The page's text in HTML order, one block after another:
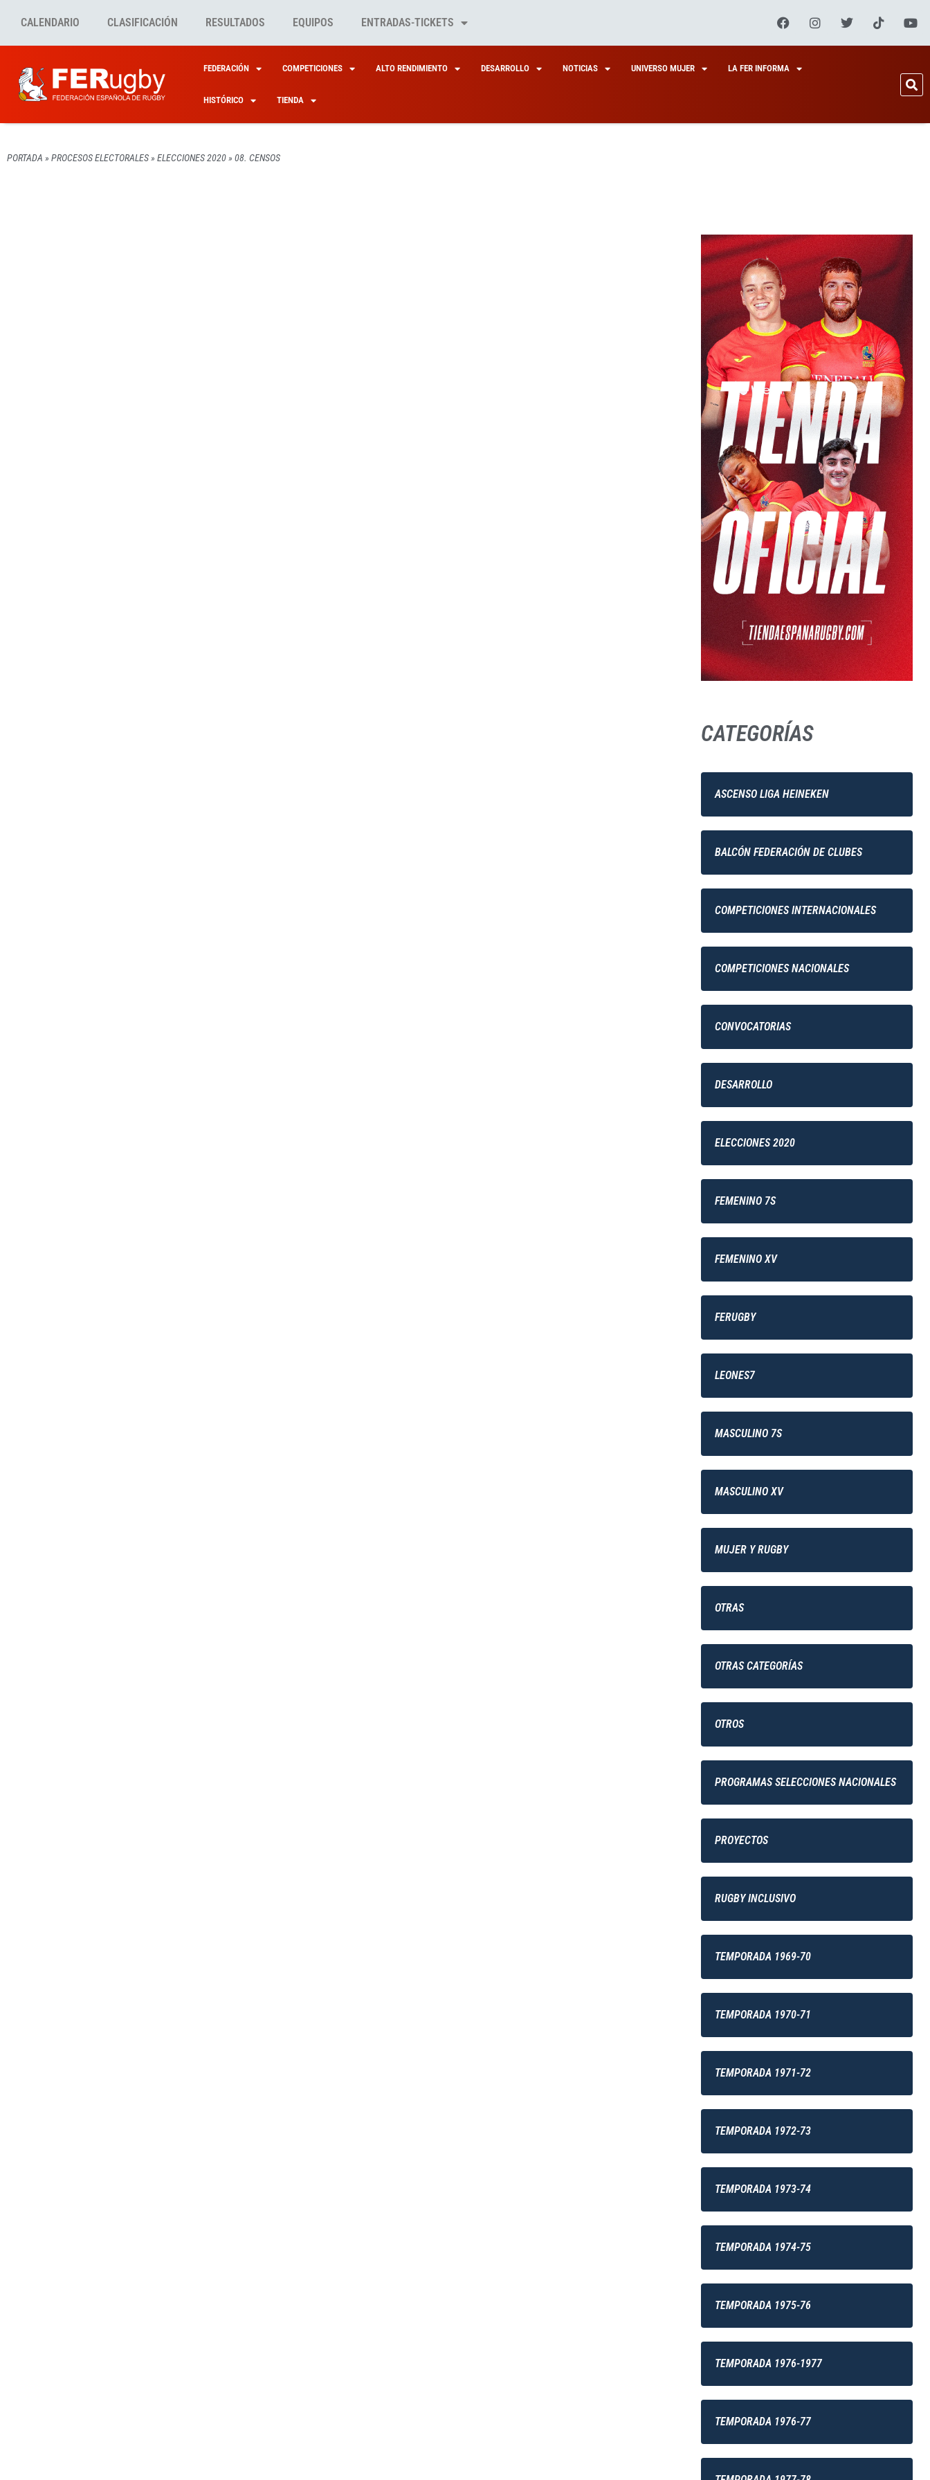
CALENDARIO CLASIFICACIÓN RESULTADOS EQUIPOS ENTRADAS-TICKETS
FEDERACIÓN COMPETICIONES ALTO RENDIMIENTO DESARROLLO NOTICIAS UNIVERSO MUJER LA FER INFORMA
HISTÓRICO TIENDA
PORTADA » PROCESOS ELECTORALES» ELECCIONES 2020» 08. CENSOS
CATEGORÍAS
ASCENSO LIGA HEINEKEN
BALCÓN FEDERACIÓN DE CLUBES
COMPETICIONES INTERNACIONALES
COMPETICIONES NACIONALES
CONVOCATORIAS
DESARROLLO
ELECCIONES 2020
FEMENINO 7S
FEMENINO XV
FERUGBY
LEONES7
MASCULINO 7S
MASCULINO XV
MUJER Y RUGBY
OTRAS
OTRAS CATEGORÍAS
OTROS
PROGRAMAS SELECCIONES NACIONALES
PROYECTOS
RUGBY INCLUSIVO
TEMPORADA 1969-70
TEMPORADA 1970-71
TEMPORADA 1971-72
TEMPORADA 1972-73
TEMPORADA 1973-74
TEMPORADA 1974-75
TEMPORADA 1975-76
TEMPORADA 1976-1977
TEMPORADA 1976-77